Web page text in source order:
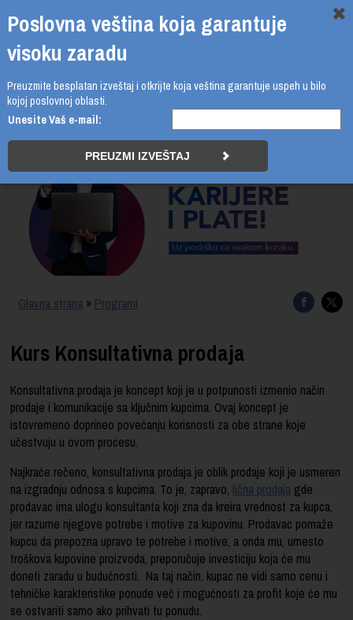
Poslovna veština koja garantuje
visoku zaradu
Preuzmite besplatan izveštaj i otkrijte koja veština garantuje uspeh u bilo
kojoj poslovnoj oblasti.
Unesite Vaš e-mail:
011 4011 210
PROGRAMI
UPIS
ŠTA DOBIJATE
UČENJE NA DALJINU
SERTIFIKACIJA
Glavna strana » Programi
Kurs Konsultativna prodaja
Konsultativna prodaja je koncept koji je u potpunosti izmenio način
prodaje i komunikacije sa ključnim kupcima. Ovaj koncept je
istovremeno doprineo povećanju korisnosti za obe strane koje
učestvuju u ovom procesu.
Najkraće rečeno, konsultativna prodaja je oblik prodaje koji je usmeren
na izgradnju odnosa s kupcima. To je, zapravo, lična prodaja gde
prodavac ima ulogu konsultanta koji zna da kreira vrednost za kupca,
jer razume njegove potrebe i motive za kupovinu. Prodavac pomaže
kupcu da prepozna upravo te potrebe i motive, a onda mu, umesto
troškova kupovine proizvoda, preporučuje investiciju koja će mu
doneti zaradu u budućnosti. Na taj način, kupac ne vidi samo cenu i
tehničke karakteristike ponude već i mogućnosti za profit koje će mu
se ostvariti samo ako prihvati tu ponudu.